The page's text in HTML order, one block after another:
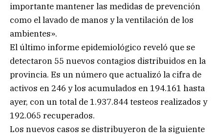
importante mantener las medidas de prevención
como el lavado de manos y la ventilación de los
ambientes».
El último informe epidemiológico reveló que se
detectaron 55 nuevos contagios distribuidos en la
provincia. Es un número que actualizó la cifra de
activos en 246 y los acumulados en 194.161 hasta
ayer, con un total de 1.937.844 testeos realizados y
192.065 recuperados.
Los nuevos casos se distribuyeron de la siguiente